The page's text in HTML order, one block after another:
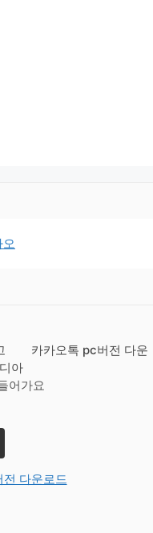
카카오톡 pc버전 다운
아
어가요
다운로드